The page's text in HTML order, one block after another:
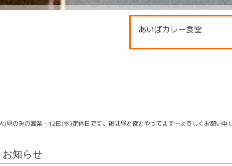
あいばカレー食堂
)昼のみの営業・12日(水)定休日です。後は昼と夜とやってます〜よろしくお願い申
お知らせ